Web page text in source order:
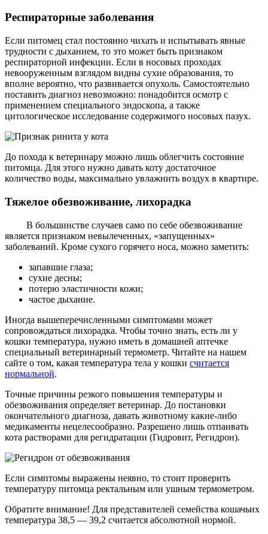
Респираторные заболевания
Если питомец стал постоянно чихать и испытывать явные
трудности с дыханием, то это может быть признаком
респираторной инфекции. Если в носовых проходах
невооруженным взглядом видны сухие образования, то
вполне вероятно, что развивается опухоль. Самостоятельно
поставить диагноз невозможно: понадобится осмотр с
применением специального эндоскопа, а также
цитологическое исследование содержимого носовых пазух.
До похода к ветеринару можно лишь облегчить состояние
питомца. Для этого нужно давать коту достаточное
количество воды, максимально увлажнить воздух в квартире.
Тяжелое обезвоживание, лихорадка
В большинстве случаев само по себе обезвоживание
является признаком невылеченных, «запущенных»
заболеваний. Кроме сухого горячего носа, можно заметить:
запавшие глаза;
сухие десны;
потерю эластичности кожи;
частое дыхание.
Иногда вышеперечисленными симптомами может
сопровождаться лихорадка. Чтобы точно знать, есть ли у
кошки температура, нужно иметь в домашней аптечке
специальный ветеринарный термометр. Читайте на нашем
сайте о том, какая температура тела у кошки считается
нормальной.
Точные причины резкого повышения температуры и
обезвоживания определяет ветеринар. До постановки
окончательного диагноза, давать животному какие-либо
медикаменты нецелесообразно. Разрешено лишь отпаивать
кота растворами для регидратации (Гидровит, Регидрон).
Если симптомы выражены неявно, то стоит проверить
температуру питомца ректальным или ушным термометром.
Обратите внимание! Для представителей семейства кошачьих
температура 38,5 — 39,2 считается абсолютной нормой.